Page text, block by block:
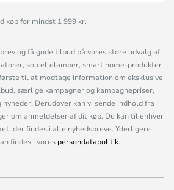
køb for mindst 1 999 kr.
og få gode tilbud på vores store udvalg af
solcellelamper, smart home-produkter
til at modtage information om eksklusive
særlige kampagner og kampagnepriser,
Derudover kan vi sende indhold fra
om anmeldelser af dit køb. Du kan til enhver
der findes i alle nyhedsbreve. Yderligere
findes i vores persondatapolitik.